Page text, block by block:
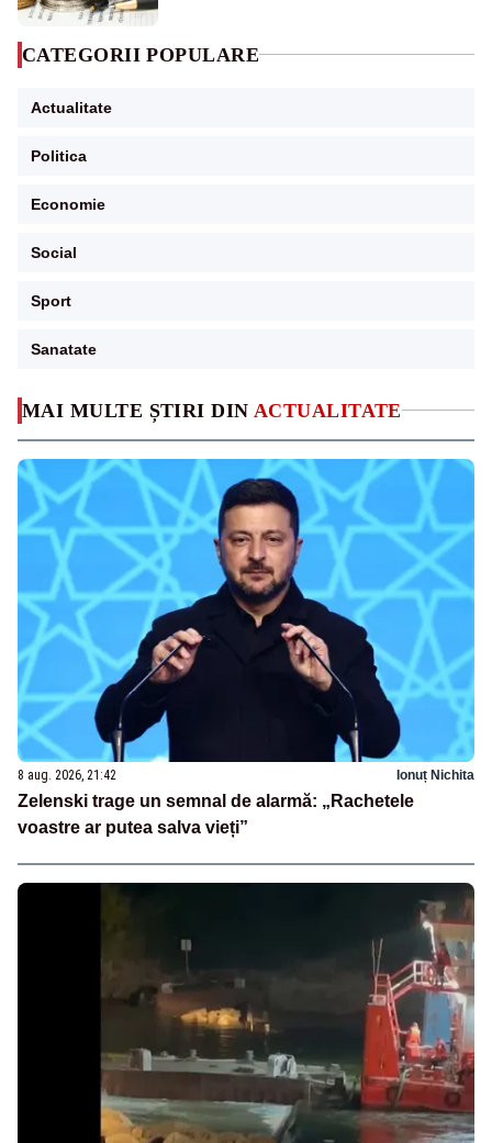
MAI MULTE ȘTIRI DIN ACTUALITATE
8 aug. 2026, 21:42 Ionuț Nichita
Zelenski trage un semnal de alarmă: „Rachetele
voastre ar putea salva vieți”
CATEGORII POPULARE
Actualitate
Politica
Economie
Social
Sport
Sanatate